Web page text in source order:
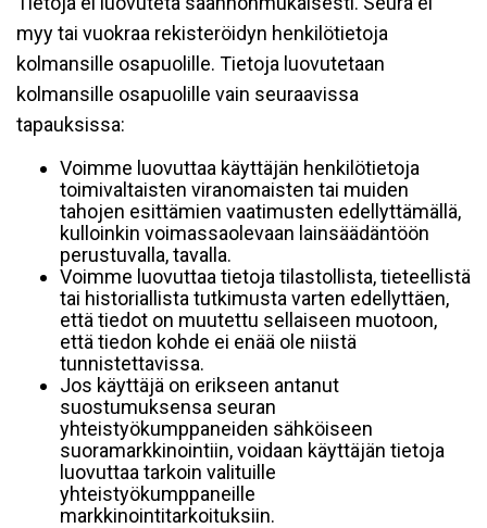
myy tai vuokraa rekisteröidyn henkilötietoja
kolmansille osapuolille. Tietoja luovutetaan
kolmansille osapuolille vain seuraavissa
tapauksissa:
Voimme luovuttaa käyttäjän henkilötietoja
toimivaltaisten viranomaisten tai muiden
tahojen esittämien vaatimusten edellyttämällä,
kulloinkin voimassaolevaan lainsäädäntöön
perustuvalla, tavalla.
Voimme luovuttaa tietoja tilastollista, tieteellistä
tai historiallista tutkimusta varten edellyttäen,
että tiedot on muutettu sellaiseen muotoon,
että tiedon kohde ei enää ole niistä
tunnistettavissa.
Jos käyttäjä on erikseen antanut
suostumuksensa seuran
yhteistyökumppaneiden sähköiseen
suoramarkkinointiin, voidaan käyttäjän tietoja
luovuttaa tarkoin valituille
yhteistyökumppaneille
markkinointitarkoituksiin.